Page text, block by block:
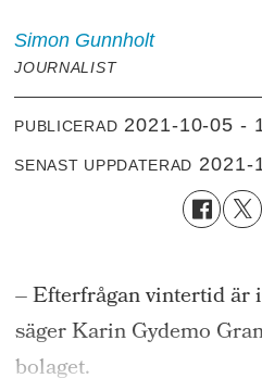
Simon Gunnholt
JOURNALIST
PUBLICERAD 2021-10-05 -
SENAST UPPDATERAD
– Efterfrågan vintertid är
säger KarinGydemo
bolaget.